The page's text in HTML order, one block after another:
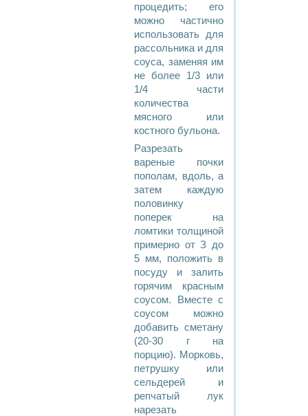
процедить; его
можно частично
использовать для
рассольника и для
соуса, заменяя им
не более 1/3 или
1/4 части
количества
мясного или
костного бульона.
Разрезать
вареные почки
пополам, вдоль, а
затем каждую
половинку
поперек на
ломтики толщиной
примерно от З до
5 мм, положить в
посуду и залить
горячим красным
соусом. Вместе с
соусом можно
добавить сметану
(20-30 г на
порцию). Морковь,
петрушку или
сельдерей и
репчатый лук
нарезать